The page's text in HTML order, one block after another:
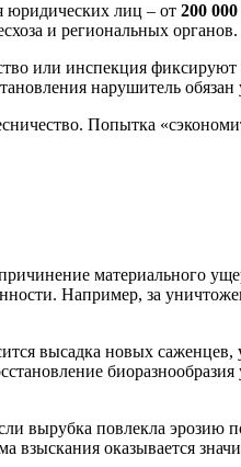
юридических лиц – от 200
и региональных органов.
или инспекция
нарушитель
Попытка
материального
Например, за
высадка новых
биоразнообразия
вырубка повлекла эрозию
взыскания оказывается